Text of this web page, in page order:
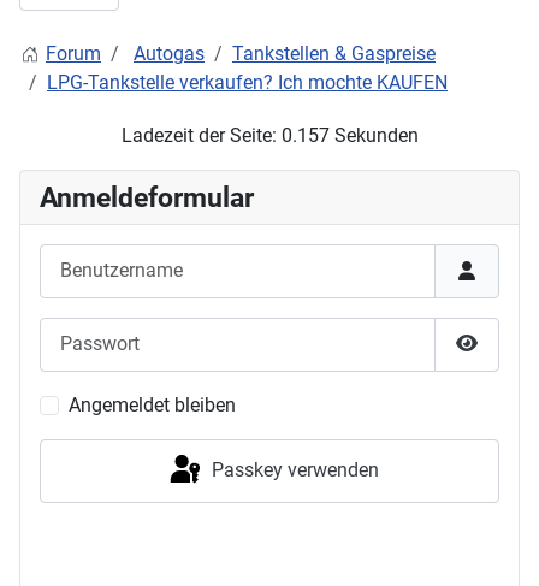
Forum Autogas
Tankstellen & Gaspreise
LPG-Tankstelle verkaufen? Ich mochte KAUFEN
Ladezeit der Seite: 0.157 Sekunden
Anmeldeformular
Passwort
Angemeldet bleiben
Passkey verwenden